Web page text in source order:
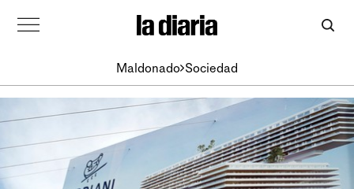
Maldonado Sociedad